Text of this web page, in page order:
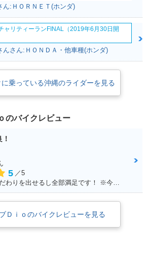
ん:ＨＯＲＮＥＴ(ホンダ)
ャリティーランFINAL（2019年6月30日開
んさん:ＨＯＮＤＡ・他車種(ホンダ)
乗っている沖縄のライダーを見る
のバイクレビュー
5 ／5
満足ポイント:いろいろこだわりを出せるし全部満足です！ ※今回のイベントでの撮影は、積載車等で移動をしており、 公道の走行はしておりません。
Ｄｉｏのバイクレビューを見る